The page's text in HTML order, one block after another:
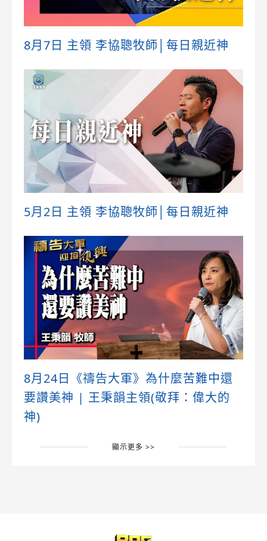
8月7日 主領 李協聰牧師│每日親近神
5月2日 主領 李協聰牧師│每日親近神
8月24日《禱告大軍》為什麼苦難中還
要讚美神 | 王秉韻主領(敬拜：偉大的
神)
顯示更多 >>